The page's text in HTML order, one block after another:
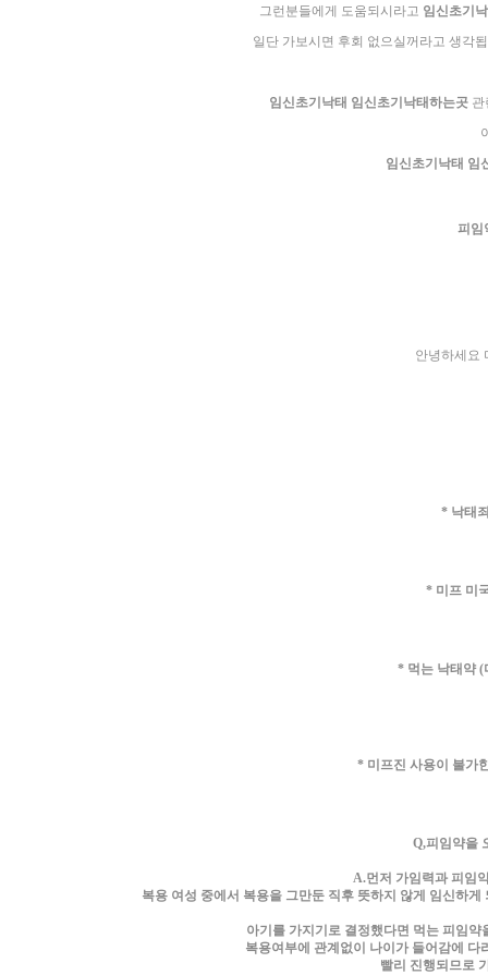
그런분들에게 도움되시라고 임신초기
일단 가보시면 후회 없으실꺼라고 생각
임신초기낙태 임신초기낙태하는곳 관
임신초기낙태 임
피임
안녕하세요
* 낙태
* 미프 미
* 먹는 낙태약
* 미프진 사용이 불가
Q,피임약을
A.먼저 가임력과 피임
복용 여성 중에서 복용을 그만둔 직후 뜻하지 않게 임신하
아기를 가지기로 결정했다면 먹는 피임
복용여부에 관계없이 나이가 들어감에 다
빨리 진행되므로